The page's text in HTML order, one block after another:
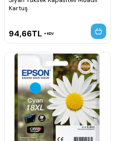
Kartuş
94,66TL KDV